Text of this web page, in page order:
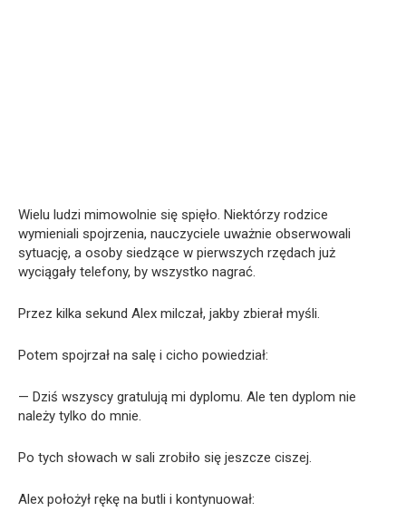
Wielu ludzi mimowolnie się spięło. Niektórzy rodzice
wymieniali spojrzenia, nauczyciele uważnie obserwowali
sytuację, a osoby siedzące w pierwszych rzędach już
wyciągały telefony, by wszystko nagrać.
Przez kilka sekund Alex milczał, jakby zbierał myśli.
Potem spojrzał na salę i cicho powiedział:
— Dziś wszyscy gratulują mi dyplomu. Ale ten dyplom nie
należy tylko do mnie.
Po tych słowach w sali zrobiło się jeszcze ciszej.
Alex położył rękę na butli i kontynuował: